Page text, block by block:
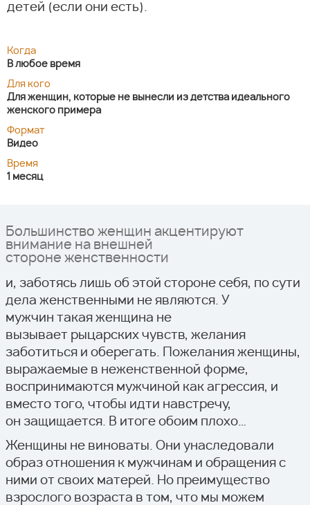
детей (если они есть).
Когда
В любое время
Для кого
Для женщин, которые не вынесли из детства идеального
женского примера
Формат
Видео
Время
1 месяц
Большинство женщин акцентируют
внимание на внешней
стороне женственности
и, заботясь лишь об этой стороне себя, по сути
дела женственными не являются. У
мужчин такая женщина не
вызывает рыцарских чувств, желания
заботиться и оберегать. Пожелания женщины,
выражаемые в неженственной форме,
воспринимаются мужчиной как агрессия, и
вместо того, чтобы идти навстречу,
он защищается. В итоге обоим плохо…
Женщины не виноваты. Они унаследовали
образ отношения к мужчинам и обращения с
ними от своих матерей. Но преимущество
взрослого возраста в том, что мы можем